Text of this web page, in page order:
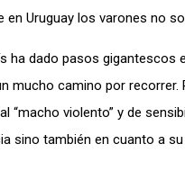
en Uruguay los varones no
ha dado pasos gigantescos
mucho camino por
“macho violento” y de
sino también en cuanto a